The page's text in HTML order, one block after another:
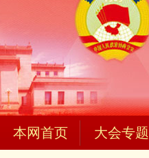
本网首页 大会专题